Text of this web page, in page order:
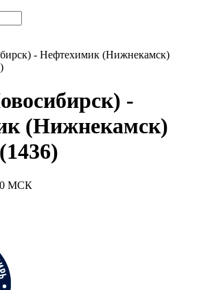
- Нефтехимик (Нижнекамск)
-
(Нижнекамск)
МСК